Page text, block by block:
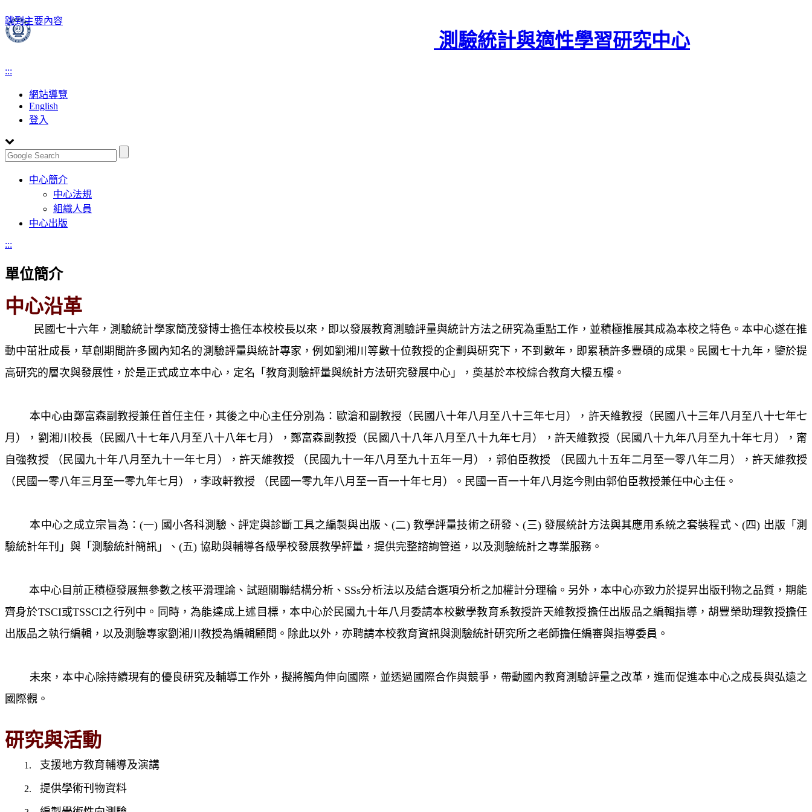
跳到主要內容
測驗統計與適性學習研究中心
:::
網站導覽
English
登入
Toggle
navigation
中心簡介
中心法規
組織人員
中心出版
:::
單位簡介
中心沿革
民國七十六年，測驗統計學家簡茂發博士擔任本校校長以來，即以發展教育測驗評量與統計方法之研究為重點工作，並積極推展其成為本校之特色。本中心遂在推
動中茁壯成長，草創期間許多國內知名的測驗評量與統計專家，例如劉湘川等數十位教授的企劃與研究下，不到數年，即累積許多豐碩的成果。民國七十九年，鑒於提
高研究的層次與發展性，於是正式成立本中心，定名「教育測驗評量與統計方法研究發展中心」，奠基於本校綜合教育大樓五樓。
本中心由鄭富森副教授兼任首任主任，其後之中心主任分別為：歐滄和副教授（民國八十年八月至八十三年七月），許天維教授（民國八十三年八月至八十七年七
月），劉湘川校長（民國八十七年八月至八十八年七月），鄭富森副教授（民國八十八年八月至八十九年七月），許天維教授（民國八十九年八月至九十年七月），甯
自強教授 （民國九十年八月至九十一年七月），許天維教授 （民國九十一年八月至九十五年一月），郭伯臣教授 （民國九十五年二月至一零八年二月），許天維教授
（民國一零八年三月至一零九年七月），李政軒教授 （民國一零九年八月至一百一十年七月）。民國一百一十年八月迄今則由郭伯臣教授兼任中心主任。
本中心之成立宗旨為：(一) 國小各科測驗、評定與診斷工具之編製與出版、(二) 教學評量技術之研發 、(三) 發展統計方法與其應用系統之套裝程式、 (四) 出版「測
驗統計年刊」與「測驗統計簡訊」
、 (五) 協助與輔導各級學校發展教學評量，提供完整諮詢管道，以及測驗統計之專業服務。
本中心目前正積極發展無參數之核平滑理論、試題關聯結構分析、SSs分析法以及結合選項分析之加權計分理稐。另外，本中心亦致力於提昇出版刊物之品質，期能
齊身於TSCI或TSSCI之行列中。同時，為能達成上述目標，本中心於民國九十年八月委請本校數學教育系教授許天維教授擔任出版品之編輯指導，胡豐榮助理教授擔任
出版品之執行編輯，以及測驗專家劉湘川教授為編輯顧問。除此以外，亦聘請本校教育資訊與測驗統計研究所之老師擔任編審與指導委員。
未來，本中心除持續現有的優良研究及輔導工作外，擬將觸角伸向國際，並透過國際合作與競爭，帶動國內教育測驗評量之改革，進而促進本中心之成長與弘遠之
國際觀。
研究與活動
支援地方教育輔導及演講
提供學術刊物資料